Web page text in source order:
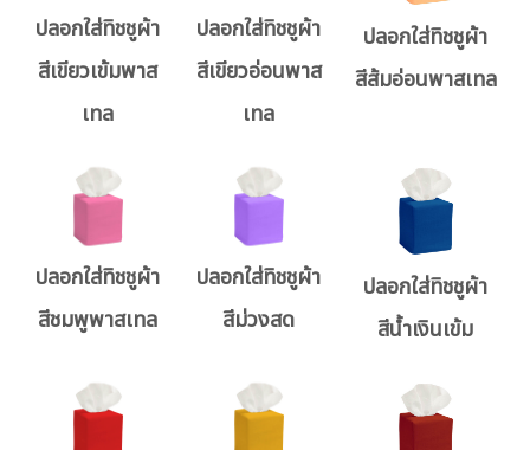
ปลอกใส่ทิชชูผ้า
สีเขียวเข้มพาส
เทล
ปลอกใส่ทิชชูผ้า
สีเขียวอ่อนพาส
เทล
ปลอกใส่ทิชชูผ้า
สีส้มอ่อนพาสเทล
ปลอกใส่ทิชชูผ้า
สีชมพูพาสเทล
ปลอกใส่ทิชชูผ้า
สีม่วงสด
ปลอกใส่ทิชชูผ้า
สีน้ำเงินเข้ม